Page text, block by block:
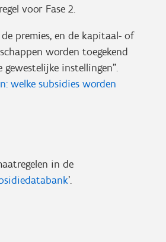
voor Fase 2.
premies, en de kapitaal- of
worden toegekend
instellingen”.
welke subsidies worden
in de
'.